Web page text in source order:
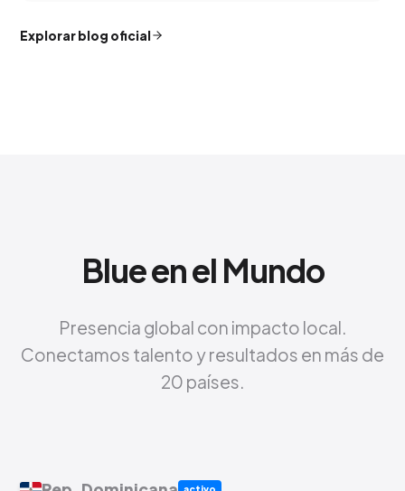
Explorar blog oficial
Blue en el Mundo
Presencia global con impacto local.
Conectamos talento y resultados en más de
20 países.